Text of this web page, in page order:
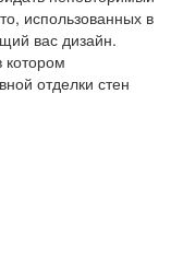
использованных в
вас дизайн.
котором
отделки стен